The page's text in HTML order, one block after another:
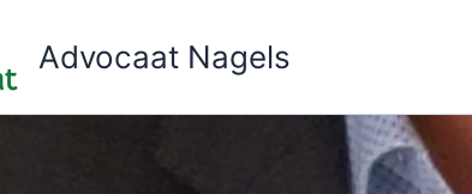
Advocaat Nagels